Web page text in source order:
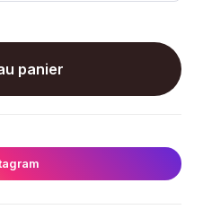
panier